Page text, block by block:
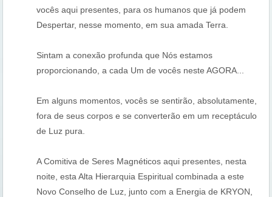
vocês aqui presentes, para os humanos que já podem
Despertar, nesse momento, em sua amada Terra.
Sintam a conexão profunda que Nós estamos
proporcionando, a cada Um de vocês neste AGORA...
Em alguns momentos, vocês se sentirão, absolutamente,
fora de seus corpos e se converterão em um receptáculo
de Luz pura.
A Comitiva de Seres Magnéticos aqui presentes, nesta
noite, esta Alta Hierarquia Espiritual combinada a este
Novo Conselho de Luz, junto com a Energia de KRYON,